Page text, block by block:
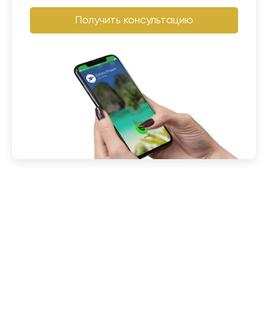
Получить консультацию